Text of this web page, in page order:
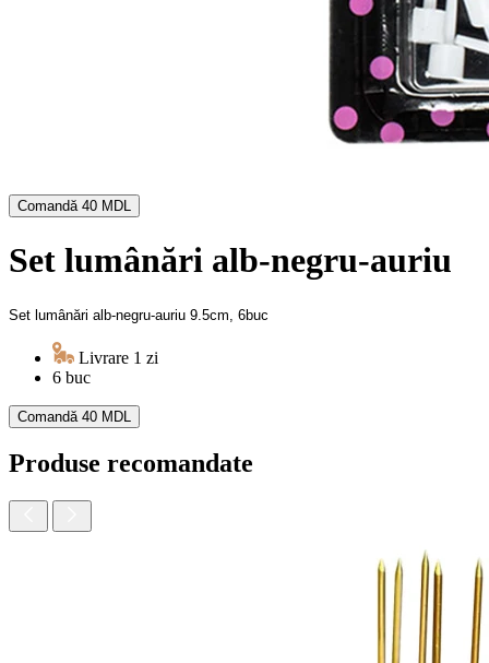
Comandă 40 MDL
Set lumânări alb-negru-auriu
Set lumânări alb-negru-auriu 9.5cm, 6buc
Livrare 1 zi
6 buc
Comandă 40 MDL
Produse recomandate